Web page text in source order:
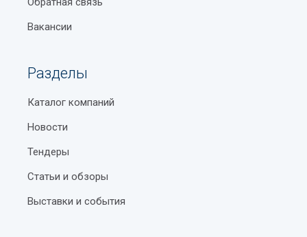
Вакансии
Разделы
Каталог компаний
Новости
Тендеры
Статьи и обзоры
Выставки и события